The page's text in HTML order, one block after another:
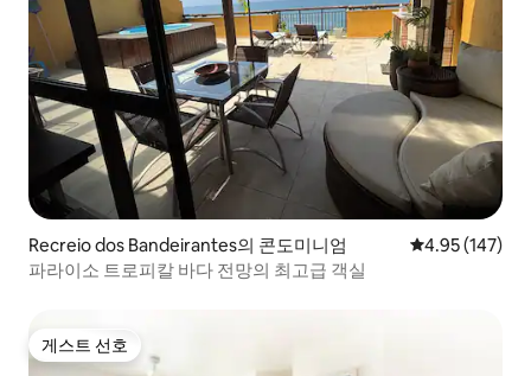
Recreio dos Bandeirantes의 콘도미니엄 평점 4.95점(5
4.95 (147)
파라이소 트로피칼 바다 전망의 최고급 객실
게스트 선호
게스트 선호